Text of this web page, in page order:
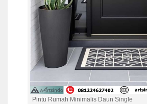
Pintu Rumah Minimalis Daun Single